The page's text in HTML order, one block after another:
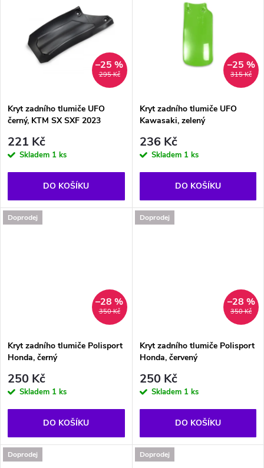
ů
295 Kč
–25 %
Kryt zadního tlumiče UFO
černý, KTM SX SXF 2023
221 Kč
Skladem 1 ks
DO KOŠÍKU
315 Kč
–25 %
Kryt zadního tlumiče UFO
Kawasaki, zelený
236 Kč
Skladem 1 ks
DO KOŠÍKU
Doprodej
350 Kč
–28 %
Kryt zadního tlumiče Polisport
Honda, černý
250 Kč
Skladem 1 ks
DO KOŠÍKU
Doprodej
350 Kč
–28 %
Kryt zadního tlumiče Polisport
Honda, červený
250 Kč
Skladem 1 ks
DO KOŠÍKU
Doprodej Doprodej